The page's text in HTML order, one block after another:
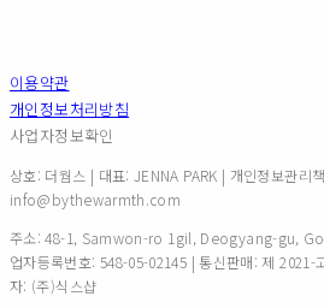
이용약관
개인정보처리방침
사업자정보확인
상호: 더웜스 | 대표: JENNA PARK | 개인정보관리
info@bythewarmth.com
주소: 48-1, Samwon-ro 1gil, Deogyang-gu,
업자등록번호: 548-05-02145 | 통신판매:제 2021-
자: (주)식스샵